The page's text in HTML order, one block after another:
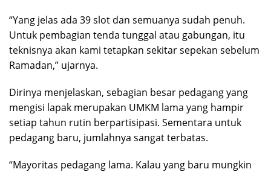
“Yang jelas ada 39 slot dan semuanya sudah penuh.
Untuk pembagian tenda tunggal atau gabungan, itu
teknisnya akan kami tetapkan sekitar sepekan sebelum
Ramadan,” ujarnya.
Dirinya menjelaskan, sebagian besar pedagang yang
mengisi lapak merupakan UMKM lama yang hampir
setiap tahun rutin berpartisipasi. Sementara untuk
pedagang baru, jumlahnya sangat terbatas.
“Mayoritas pedagang lama. Kalau yang baru mungkin